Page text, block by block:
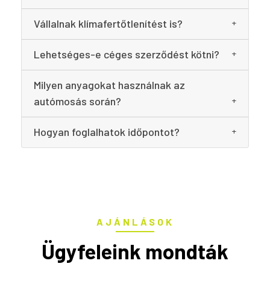
Vállalnak klímafertőtlenítést is?
Lehetséges-e céges szerződést kötni?
Milyen anyagokat használnak az
autómosás során?
Hogyan foglalhatok időpontot?
AJÁNLÁSOK
Ügyfeleink mondták